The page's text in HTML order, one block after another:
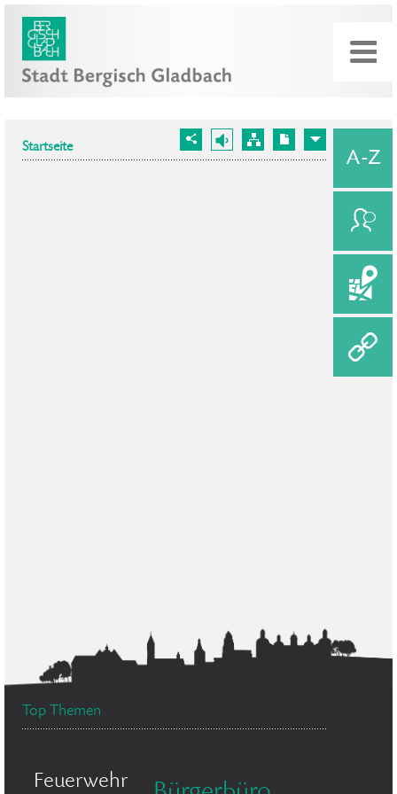
Startseite
Top Themen
Feuerwehr